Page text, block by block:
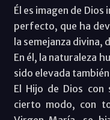
Él es imagen de
perfecto, que ha
la semejanza
En él, la naturaleza
sido elevada
El Hijo de Dios con
cierto modo, con